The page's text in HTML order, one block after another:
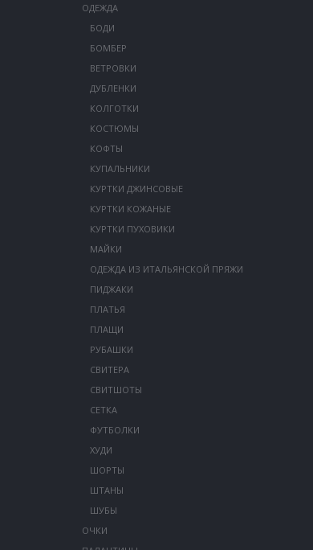
ОДЕЖДА
БОДИ
БОМБЕР
ВЕТРОВКИ
ДУБЛЕНКИ
КОЛГОТКИ
КОСТЮМЫ
КОФТЫ
КУПАЛЬНИКИ
КУРТКИ ДЖИНСОВЫЕ
КУРТКИ КОЖАНЫЕ
КУРТКИ ПУХОВИКИ
МАЙКИ
ОДЕЖДА ИЗ ИТАЛЬЯНСКОЙ ПРЯЖИ
ПИДЖАКИ
ПЛАТЬЯ
ПЛАЩИ
РУБАШКИ
СВИТЕРА
СВИТШОТЫ
СЕТКА
ФУТБОЛКИ
ХУДИ
ШОРТЫ
ШТАНЫ
ШУБЫ
ОЧКИ